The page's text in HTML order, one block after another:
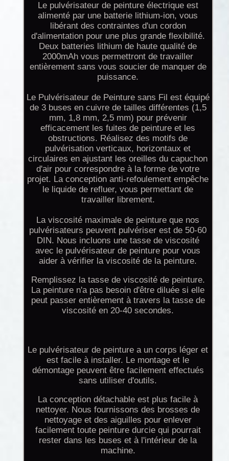
Le pulvérisateur de peinture électrique est
alimenté par une batterie lithium-ion, vous
libérant des contraintes d'un cordon
d'alimentation pour une plus grande flexibilité.
Deux batteries lithium de haute qualité de
2000mAh vous permettront de travailler
entièrement sans vous soucier de manquer de
puissance.
Le Pulvérisateur de Peinture sans Fil est équipé
de 3 buses en cuivre de tailles différentes (1,5
mm, 1,8 mm, 2,5 mm) pour prévenir
efficacement les fuites de peinture et les
obstructions. Réalisez des motifs de
pulvérisation verticaux, horizontaux et
circulaires en ajustant les oreilles du capuchon
d'air pour correspondre à la forme de votre
projet. La conception anti-refoulement empêche
le liquide de refluer, vous permettant de
travailler librement.
La viscosité maximale de peinture que nos
pulvérisateurs peuvent pulvériser est de 50-60
DIN. Nous incluons une tasse de viscosité
avec le pulvérisateur de peinture pour vous
aider à vérifier la viscosité de la peinture.
Remplissez la tasse de viscosité de peinture.
La peinture n'a pas besoin d'être diluée si elle
peut passer entièrement à travers la tasse de
viscosité en 20-40 secondes.
Le pulvérisateur de peinture a un corps léger et
est facile à installer. Le montage et le
démontage peuvent être facilement effectués
sans utiliser d'outils.
La conception détachable est plus facile à
nettoyer. Nous fournissons des brosses de
nettoyage et des aiguilles pour enlever
facilement toute peinture durcie qui pourrait
rester dans les buses et à l'intérieur de la
machine.